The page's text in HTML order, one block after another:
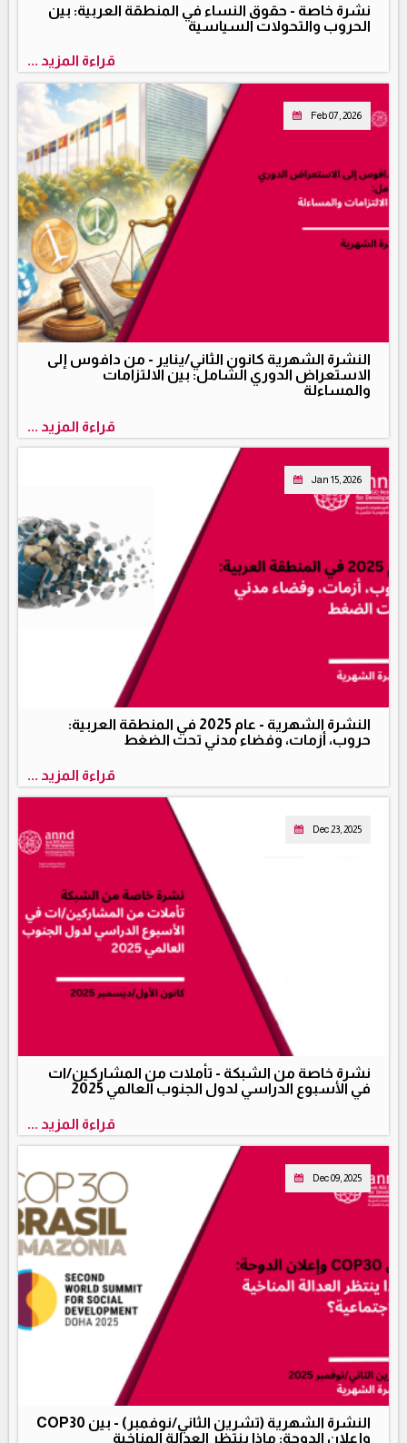
نشرة خاصة - حقوق النساء في المنطقة العربية: بين
الحروب والتحولات السياسية
قراءة المزيد ...
Feb 07, 2026
النشرة الشهرية كانون الثاني/يناير - من دافوس إلى
الاستعراض الدوري الشامل: بين الالتزامات
والمساءلة
قراءة المزيد ...
Jan 15, 2026
النشرة الشهرية - عام 2025 في المنطقة العربية:
حروب، أزمات، وفضاء مدني تحت الضغط
قراءة المزيد ...
Dec 23, 2025
نشرة خاصة من الشبكة - تأملات من المشاركين/ات
في الأسبوع الدراسي لدول الجنوب العالمي 2025
قراءة المزيد ...
Dec 09, 2025
النشرة الشهرية (تشرين الثاني/نوفمبر) - بين COP30
وإعلان الدوحة: ماذا ينتظر العدالة المناخية